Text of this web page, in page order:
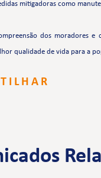
mitigadoras como
dos moradores
qualidade de vida para a